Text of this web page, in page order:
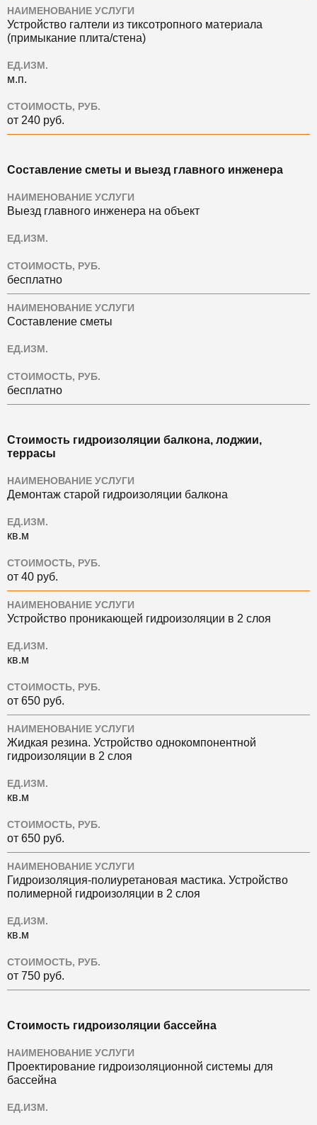
НАИМЕНОВАНИЕ УСЛУГИ
Устройство галтели из тиксотропного материала
(примыкание плита/стена)
ЕД.ИЗМ.
м.п.
СТОИМОСТЬ, РУБ.
от 240 руб.
Составление сметы и выезд главного инженера
НАИМЕНОВАНИЕ УСЛУГИ
Выезд главного инженера на объект
ЕД.ИЗМ.
СТОИМОСТЬ, РУБ.
бесплатно
НАИМЕНОВАНИЕ УСЛУГИ
Составление сметы
ЕД.ИЗМ.
СТОИМОСТЬ, РУБ.
бесплатно
Стоимость гидроизоляции балкона, лоджии,
террасы
НАИМЕНОВАНИЕ УСЛУГИ
Демонтаж старой гидроизоляции балкона
ЕД.ИЗМ.
кв.м
СТОИМОСТЬ, РУБ.
от 40 руб.
НАИМЕНОВАНИЕ УСЛУГИ
Устройство проникающей гидроизоляции в 2 слоя
ЕД.ИЗМ.
кв.м
СТОИМОСТЬ, РУБ.
от 650 руб.
НАИМЕНОВАНИЕ УСЛУГИ
Жидкая резина. Устройство однокомпонентной
гидроизоляции в 2 слоя
ЕД.ИЗМ.
кв.м
СТОИМОСТЬ, РУБ.
от 650 руб.
НАИМЕНОВАНИЕ УСЛУГИ
Гидроизоляция-полиуретановая мастика. Устройство
полимерной гидроизоляции в 2 слоя
ЕД.ИЗМ.
кв.м
СТОИМОСТЬ, РУБ.
от 750 руб.
Стоимость гидроизоляции бассейна
НАИМЕНОВАНИЕ УСЛУГИ
Проектирование гидроизоляционной системы для
бассейна
ЕД.ИЗМ.